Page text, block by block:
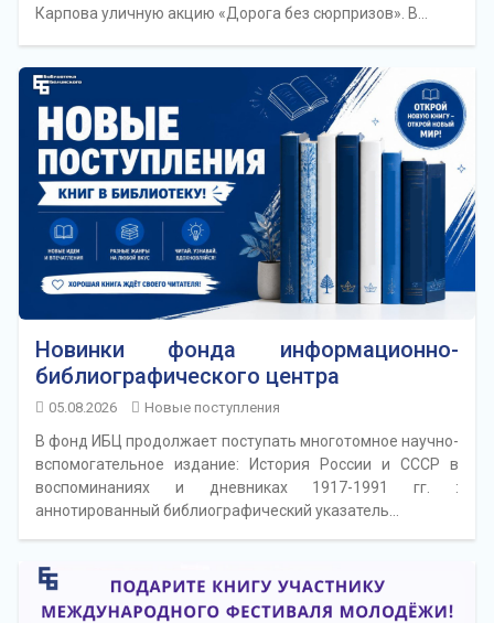
Карпова уличную акцию «Дорога без сюрпризов». В…
Новинки фонда информационно-
библиографического центра
05.08.2026 Новые поступления
В фонд ИБЦ продолжает поступать многотомное научно-
вспомогательное издание: История России и СССР в
воспоминаниях и дневниках 1917-1991 гг. :
аннотированный библиографический указатель…